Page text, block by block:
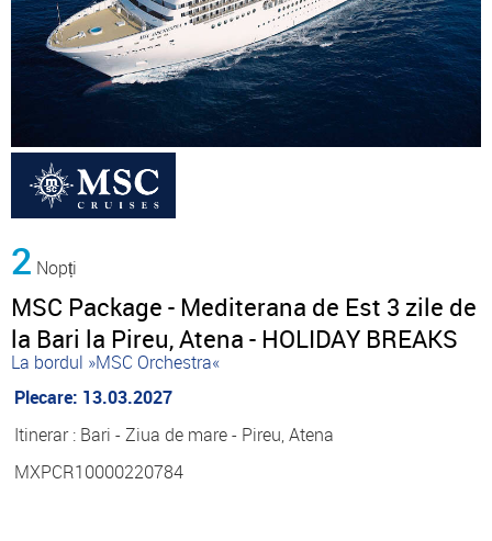
2 Nopți
MSC Package - Mediterana de Est 3 zile de
la Bari la Pireu, Atena - HOLIDAY BREAKS
La bordul »MSC Orchestra«
Plecare: 13.03.2027
Itinerar : Bari - Ziua de mare - Pireu, Atena
MXPCR10000220784